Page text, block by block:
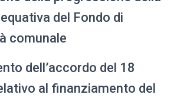
del Fondo di
comunale
dell’accordo del 18
al finanziamento del